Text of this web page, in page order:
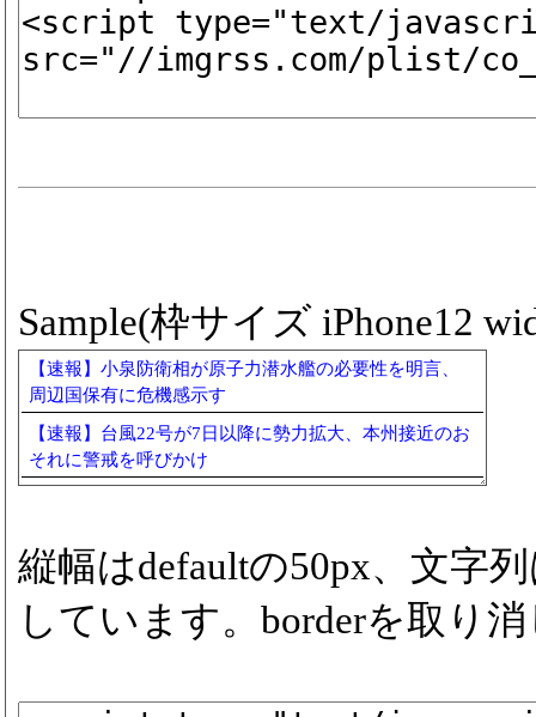
Sample(枠サイズ iPhone12
【速報】小泉防衛相が原子力潜水艦の必要性を明言、
周辺国保有に危機感示す
【速報】台風22号が7日以降に勢力拡大、本州接近のお
それに警戒を呼びかけ
縦幅はdefaultの50px、文字
しています。borderを取り